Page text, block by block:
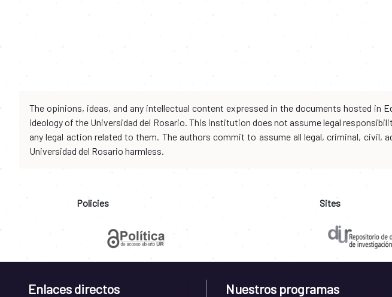
The opinions, ideas, and any intellectual content expressed in the documents hosted
ideology of the Universidad del Rosario. This institution does not assume legal
any legal action related to them. The authors commit to assume all legal, criminal,
Universidad del Rosario harmless.
Policies Sites
Enlaces directos Nuestros programas